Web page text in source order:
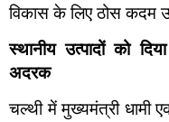
विकास के लिए ठोस कदम
स्थानीय उत्पादों को
अदरक
चल्थी में मुख्यमंत्री धामी